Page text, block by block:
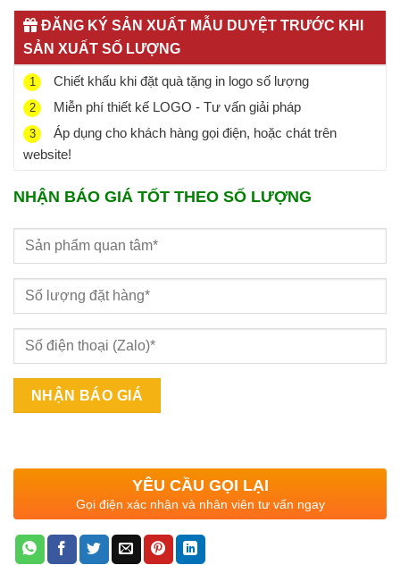
ĐĂNG KÝ SẢN XUẤT MẪU DUYỆT TRƯỚC KHI
SẢN XUẤT SỐ LƯỢNG
1 Chiết khấu khi đặt quà tặng in logo số lượng
2 Miễn phí thiết kế LOGO - Tư vấn giải pháp
3
Áp dụng cho khách hàng gọi điện, hoặc chát trên
website!
NHẬN BÁO GIÁ TỐT THEO SỐ LƯỢNG
YÊU CẦU GỌI LẠI
Gọi điện xác nhận và nhân viên tư vấn ngay